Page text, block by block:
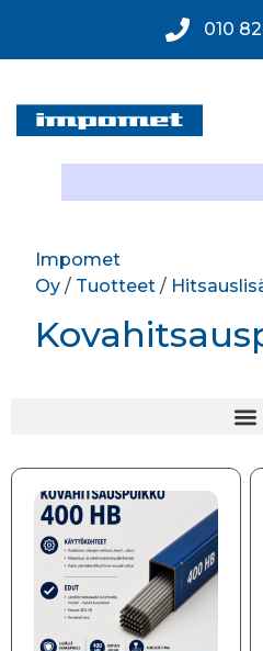
010
Impomet
Oy / Tuotteet /